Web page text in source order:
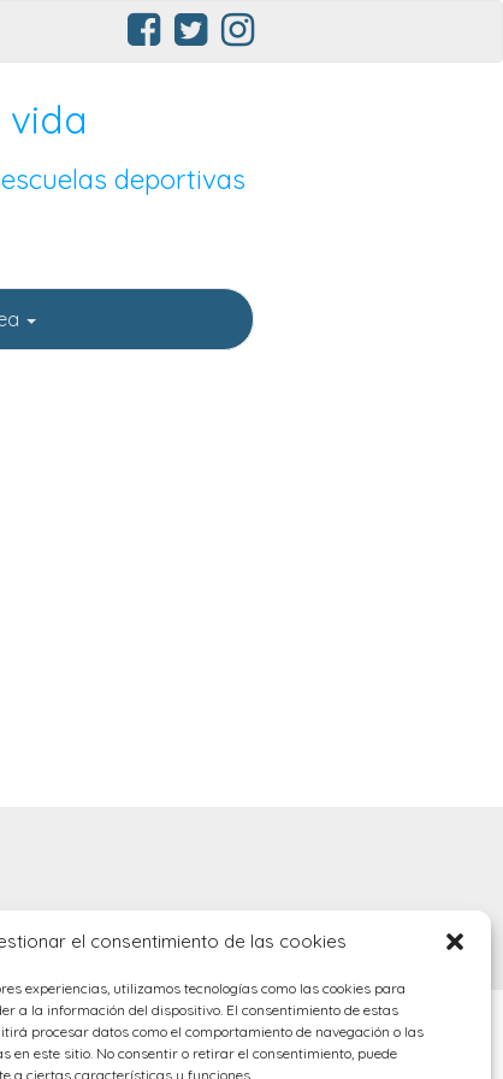
el consentimiento de las cookies
experiencias, utilizamos tecnologías como las cookies para
a la información del dispositivo. El consentimiento de estas
procesar datos como el comportamiento de navegación o las
en este sitio. No consentir o retirar el consentimiento, puede
a ciertas características y funciones.
deportivas